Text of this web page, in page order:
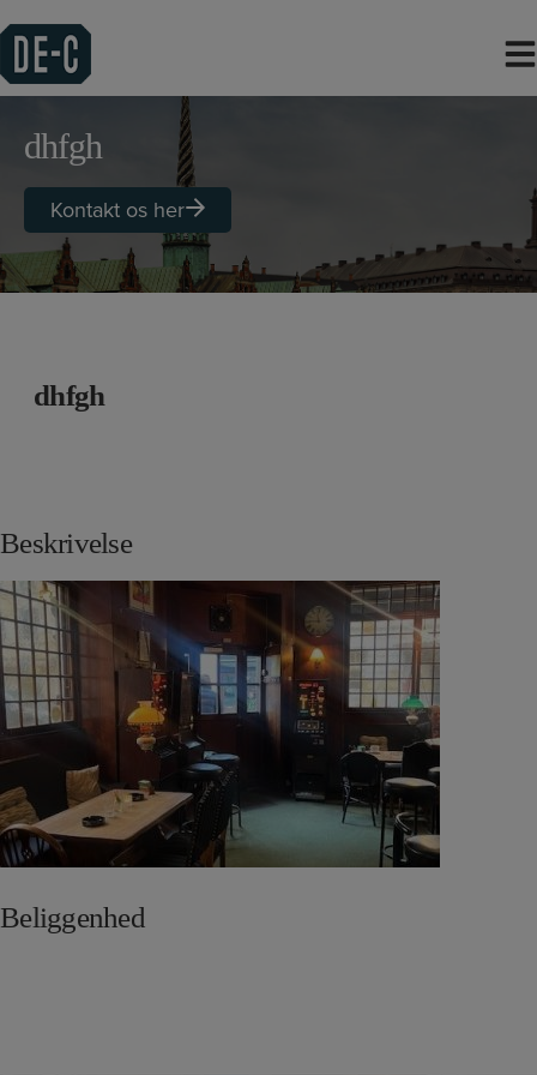
til
indholdet
dhfgh
Kontakt os her
dhfgh
Beskrivelse
Beliggenhed